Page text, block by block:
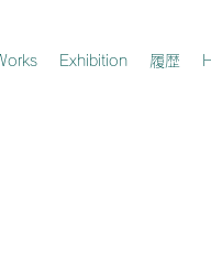
Exhibition 履歴